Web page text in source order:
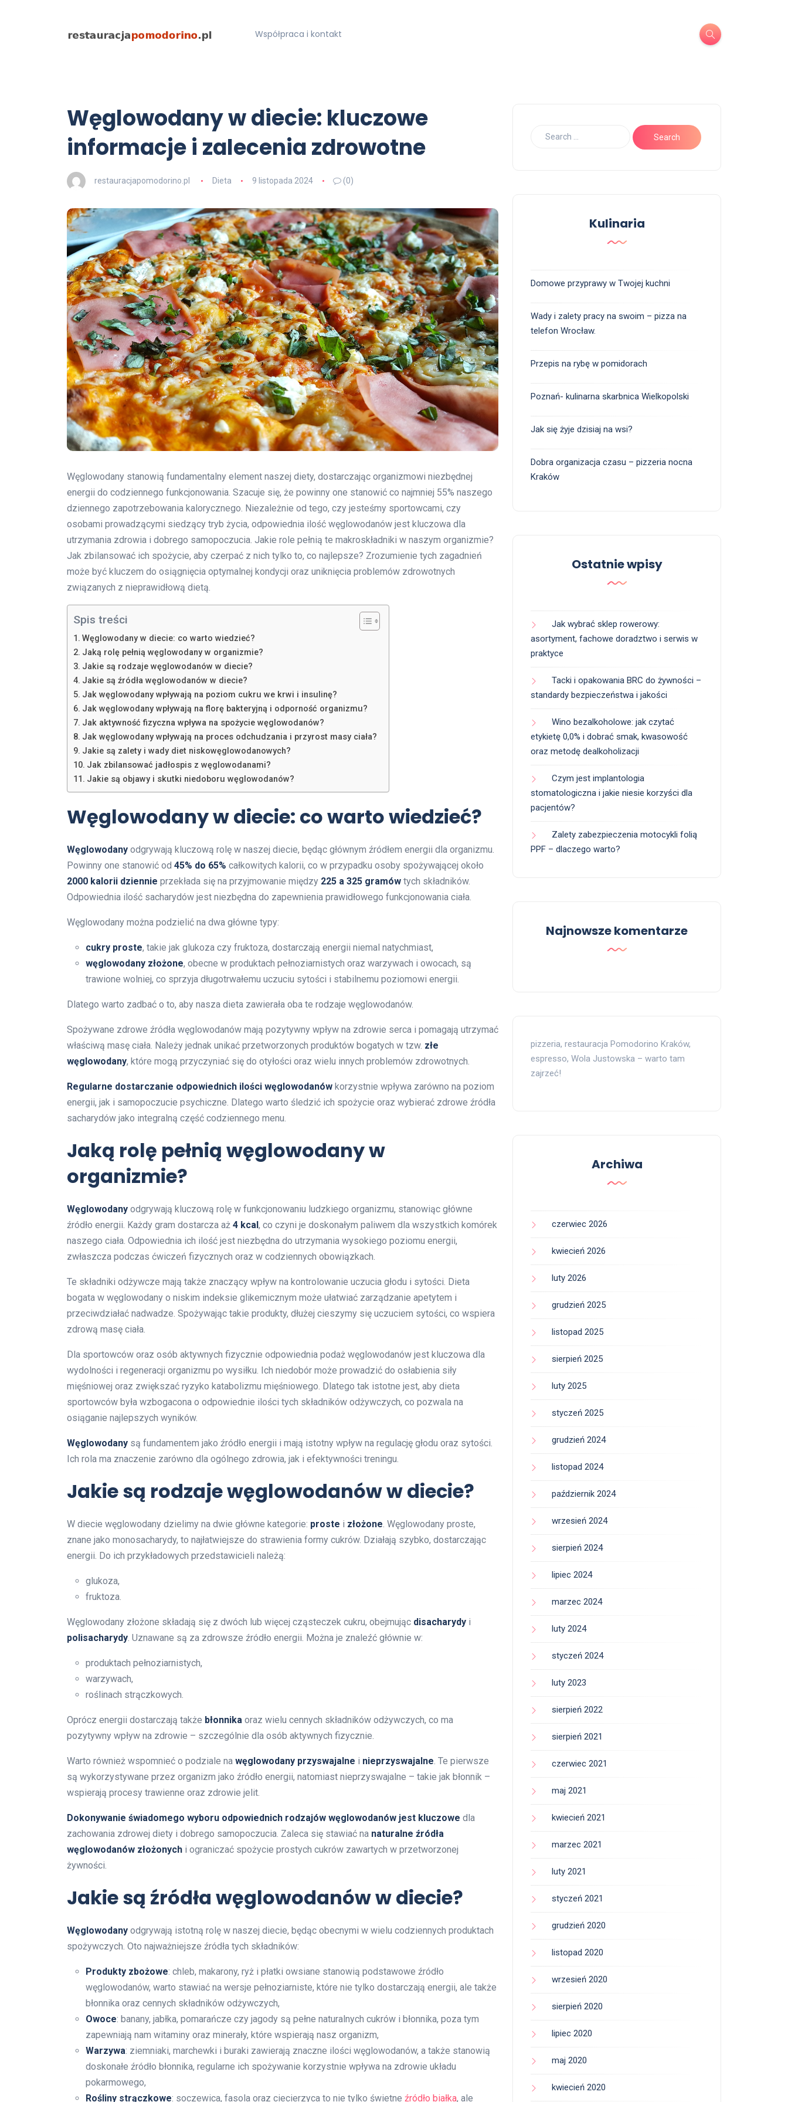
Współpraca i kontakt
Węglowodany w diecie: kluczowe
informacje i zalecenia zdrowotne
restauracjapomodorino.pl Dieta 9 listopada 2024 (0)
Węglowodany stanowią fundamentalny element naszej diety, dostarczając organizmowi niezbędnej
energii do codziennego funkcjonowania. Szacuje się, że powinny one stanowić co najmniej 55% naszego
dziennego zapotrzebowania kalorycznego. Niezależnie od tego, czy jesteśmy sportowcami, czy
osobami prowadzącymi siedzący tryb życia, odpowiednia ilość węglowodanów jest kluczowa dla
utrzymania zdrowia i dobrego samopoczucia. Jakie role pełnią te makroskładniki w naszym organizmie?
Jak zbilansować ich spożycie, aby czerpać z nich tylko to, co najlepsze? Zrozumienie tych zagadnień
może być kluczem do osiągnięcia optymalnej kondycji oraz uniknięcia problemów zdrowotnych
związanych z nieprawidłową dietą.
Spis treści
Węglowodany w diecie: co warto wiedzieć?
Jaką rolę pełnią węglowodany w organizmie?
Jakie są rodzaje węglowodanów w diecie?
Jakie są źródła węglowodanów w diecie?
Jak węglowodany wpływają na poziom cukru we krwi i insulinę?
Jak węglowodany wpływają na florę bakteryjną i odporność organizmu?
Jak aktywność fizyczna wpływa na spożycie węglowodanów?
Jak węglowodany wpływają na proces odchudzania i przyrost masy ciała?
Jakie są zalety i wady diet niskowęglowodanowych?
Jak zbilansować jadłospis z węglowodanami?
Jakie są objawy i skutki niedoboru węglowodanów?
Węglowodany w diecie: co warto wiedzieć?
Węglowodany odgrywają kluczową rolę w naszej diecie, będąc głównym źródłem energii dla organizmu.
Powinny one stanowić od 45% do 65% całkowitych kalorii, co w przypadku osoby spożywającej około
2000 kalorii dziennie przekłada się na przyjmowanie między 225 a 325 gramów tych składników.
Odpowiednia ilość sacharydów jest niezbędna do zapewnienia prawidłowego funkcjonowania ciała.
Węglowodany można podzielić na dwa główne typy:
cukry proste, takie jak glukoza czy fruktoza, dostarczają energii niemal natychmiast,
węglowodany złożone, obecne w produktach pełnoziarnistych oraz warzywach i owocach, są
trawione wolniej, co sprzyja długotrwałemu uczuciu sytości i stabilnemu poziomowi energii.
Dlatego warto zadbać o to, aby nasza dieta zawierała oba te rodzaje węglowodanów.
Spożywane zdrowe źródła węglowodanów mają pozytywny wpływ na zdrowie serca i pomagają utrzymać
właściwą masę ciała. Należy jednak unikać przetworzonych produktów bogatych w tzw. złe
węglowodany, które mogą przyczyniać się do otyłości oraz wielu innych problemów zdrowotnych.
Regularne dostarczanie odpowiednich ilości węglowodanów korzystnie wpływa zarówno na poziom
energii, jak i samopoczucie psychiczne. Dlatego warto śledzić ich spożycie oraz wybierać zdrowe źródła
sacharydów jako integralną część codziennego menu.
Jaką rolę pełnią węglowodany w
organizmie?
Węglowodany odgrywają kluczową rolę w funkcjonowaniu ludzkiego organizmu, stanowiąc główne
źródło energii. Każdy gram dostarcza aż 4 kcal, co czyni je doskonałym paliwem dla wszystkich komórek
naszego ciała. Odpowiednia ich ilość jest niezbędna do utrzymania wysokiego poziomu energii,
zwłaszcza podczas ćwiczeń fizycznych oraz w codziennych obowiązkach.
Te składniki odżywcze mają także znaczący wpływ na kontrolowanie uczucia głodu i sytości. Dieta
bogata w węglowodany o niskim indeksie glikemicznym może ułatwiać zarządzanie apetytem i
przeciwdziałać nadwadze. Spożywając takie produkty, dłużej cieszymy się uczuciem sytości, co wspiera
zdrową masę ciała.
Dla sportowców oraz osób aktywnych fizycznie odpowiednia podaż węglowodanów jest kluczowa dla
wydolności i regeneracji organizmu po wysiłku. Ich niedobór może prowadzić do osłabienia siły
mięśniowej oraz zwiększać ryzyko katabolizmu mięśniowego. Dlatego tak istotne jest, aby dieta
sportowców była wzbogacona o odpowiednie ilości tych składników odżywczych, co pozwala na
osiąganie najlepszych wyników.
Węglowodany są fundamentem jako źródło energii i mają istotny wpływ na regulację głodu oraz sytości.
Ich rola ma znaczenie zarówno dla ogólnego zdrowia, jak i efektywności treningu.
Jakie są rodzaje węglowodanów w diecie?
W diecie węglowodany dzielimy na dwie główne kategorie: proste i złożone. Węglowodany proste,
znane jako monosacharydy, to najłatwiejsze do strawienia formy cukrów. Działają szybko, dostarczając
energii. Do ich przykładowych przedstawicieli należą:
glukoza,
fruktoza.
Węglowodany złożone składają się z dwóch lub więcej cząsteczek cukru, obejmując disacharydy i
polisacharydy. Uznawane są za zdrowsze źródło energii. Można je znaleźć głównie w:
produktach pełnoziarnistych,
warzywach,
roślinach strączkowych.
Oprócz energii dostarczają także błonnika oraz wielu cennych składników odżywczych, co ma
pozytywny wpływ na zdrowie – szczególnie dla osób aktywnych fizycznie.
Warto również wspomnieć o podziale na węglowodany przyswajalne i nieprzyswajalne. Te pierwsze
są wykorzystywane przez organizm jako źródło energii, natomiast nieprzyswajalne – takie jak błonnik –
wspierają procesy trawienne oraz zdrowie jelit.
Dokonywanie świadomego wyboru odpowiednich rodzajów węglowodanów jest kluczowe dla
zachowania zdrowej diety i dobrego samopoczucia. Zaleca się stawiać na naturalne źródła
węglowodanów złożonych i ograniczać spożycie prostych cukrów zawartych w przetworzonej
żywności.
Jakie są źródła węglowodanów w diecie?
Węglowodany odgrywają istotną rolę w naszej diecie, będąc obecnymi w wielu codziennych produktach
spożywczych. Oto najważniejsze źródła tych składników:
Produkty zbożowe: chleb, makarony, ryż i płatki owsiane stanowią podstawowe źródło
węglowodanów, warto stawiać na wersje pełnoziarniste, które nie tylko dostarczają energii, ale także
błonnika oraz cennych składników odżywczych,
Owoce: banany, jabłka, pomarańcze czy jagody są pełne naturalnych cukrów i błonnika, poza tym
zapewniają nam witaminy oraz minerały, które wspierają nasz organizm,
Warzywa: ziemniaki, marchewki i buraki zawierają znaczne ilości węglowodanów, a także stanowią
doskonałe źródło błonnika, regularne ich spożywanie korzystnie wpływa na zdrowie układu
pokarmowego,
Rośliny strączkowe: soczewica, fasola oraz ciecierzyca to nie tylko świetne źródło białka, ale
Kulinaria
Domowe przyprawy w Twojej kuchni
Wady i zalety pracy na swoim – pizza na
telefon Wrocław.
Przepis na rybę w pomidorach
Poznań- kulinarna skarbnica Wielkopolski
Jak się żyje dzisiaj na wsi?
Dobra organizacja czasu – pizzeria nocna
Kraków
Ostatnie wpisy
Jak wybrać sklep rowerowy:
asortyment, fachowe doradztwo i serwis w
praktyce
Tacki i opakowania BRC do żywności –
standardy bezpieczeństwa i jakości
Wino bezalkoholowe: jak czytać
etykietę 0,0% i dobrać smak, kwasowość
oraz metodę dealkoholizacji
Czym jest implantologia
stomatologiczna i jakie niesie korzyści dla
pacjentów?
Zalety zabezpieczenia motocykli folią
PPF – dlaczego warto?
Najnowsze komentarze
pizzeria, restauracja Pomodorino Kraków,
espresso, Wola Justowska – warto tam
zajrzeć!
Archiwa
czerwiec 2026
kwiecień 2026
luty 2026
grudzień 2025
listopad 2025
sierpień 2025
luty 2025
styczeń 2025
grudzień 2024
listopad 2024
październik 2024
wrzesień 2024
sierpień 2024
lipiec 2024
marzec 2024
luty 2024
styczeń 2024
luty 2023
sierpień 2022
sierpień 2021
czerwiec 2021
maj 2021
kwiecień 2021
marzec 2021
luty 2021
styczeń 2021
grudzień 2020
listopad 2020
wrzesień 2020
sierpień 2020
lipiec 2020
maj 2020
kwiecień 2020